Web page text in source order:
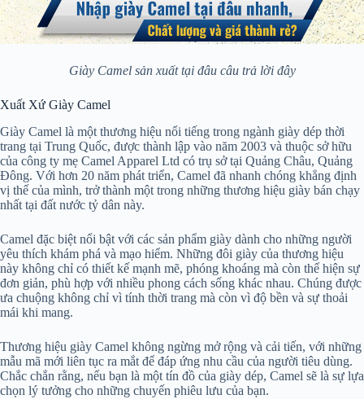
Giày Camel sản xuất tại đâu câu trả lời đây
Xuất Xứ Giày Camel
Giày Camel là một thương hiệu nổi tiếng trong ngành giày dép thời
trang tại Trung Quốc, được thành lập vào năm 2003 và thuộc sở hữu
của công ty mẹ Camel Apparel Ltd có trụ sở tại Quảng Châu, Quảng
Đông. Với hơn 20 năm phát triển, Camel đã nhanh chóng khẳng định
vị thế của mình, trở thành một trong những thương hiệu giày bán chạy
nhất tại đất nước tỷ dân này.
Camel đặc biệt nổi bật với các sản phẩm giày dành cho những người
yêu thích khám phá và mạo hiểm. Những đôi giày của thương hiệu
này không chỉ có thiết kế mạnh mẽ, phóng khoáng mà còn thể hiện sự
đơn giản, phù hợp với nhiều phong cách sống khác nhau. Chúng được
ưa chuộng không chỉ vì tính thời trang mà còn vì độ bền và sự thoải
mái khi mang.
Thương hiệu giày Camel không ngừng mở rộng và cải tiến, với những
mẫu mã mới liên tục ra mắt để đáp ứng nhu cầu của người tiêu dùng.
Chắc chắn rằng, nếu bạn là một tín đồ của giày dép, Camel sẽ là sự lựa
chọn lý tưởng cho những chuyến phiêu lưu của bạn.